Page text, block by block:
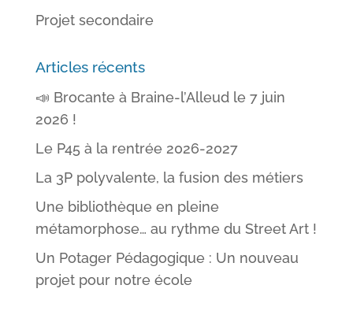
Projet secondaire
Articles récents
📣 Brocante à Braine-l’Alleud le 7 juin
2026 !
Le P45 à la rentrée 2026-2027
La 3P polyvalente, la fusion des métiers
Une bibliothèque en pleine
métamorphose… au rythme du Street Art !
Un Potager Pédagogique : Un nouveau
projet pour notre école